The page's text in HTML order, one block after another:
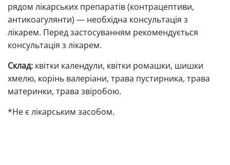
рядом лікарських препаратів (контрацептиви,
антикоагулянти) — необхідна консультація з
лікарем. Перед застосуванням рекомендується
консультація з лікарем.
Склад: квітки календули, квітки ромашки, шишки
хмелю, корінь валеріани, трава пустирника, трава
материнки, трава звіробою.
*Не є лікарським засобом.